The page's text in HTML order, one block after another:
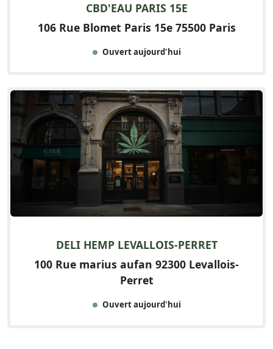
CBD'EAU PARIS 15E
106 Rue Blomet Paris 15e 75500 Paris
Ouvert aujourd'hui
DELI HEMP LEVALLOIS-PERRET
100 Rue marius aufan 92300 Levallois-
Perret
Ouvert aujourd'hui